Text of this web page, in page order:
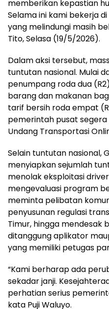
memberikan kepastian
Selama ini kami bekerja
yang melindungi masih
Tito, Selasa (19/5/2026).
Dalam aksi tersebut,
tuntutan nasional. Mulai
penumpang roda dua
barang dan makanan
tarif bersih roda empat
pemerintah pusat
Undang Transportasi
Selain tuntutan nasional,
menyiapkan sejumlah
menolak eksploitasi
mengevaluasi program
meminta pelibatan
penyusunan regulasi
Timur, hingga mendesak
ditanggung aplikator
yang memiliki petugas
“Kami berharap ada
sekadar janji.
perhatian serius
kata Puji Waluyo.